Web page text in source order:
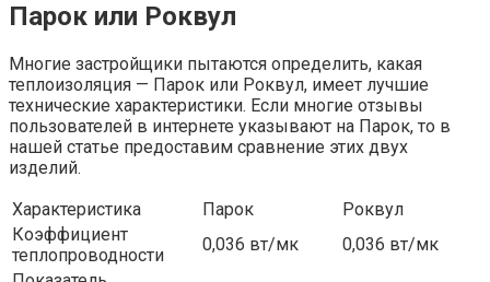
Парок или Роквул
Многие застройщики пытаются определить, какая
теплоизоляция — Парок или Роквул, имеет лучшие
технические характеристики. Если многие отзывы
пользователей в интернете указывают на Парок, то в
нашей статье предоставим сравнение этих двух
изделий.
Характеристика
Парок
Роквул
Коэффициент
теплопроводности
0,036 вт/мк
0,036 вт/мк